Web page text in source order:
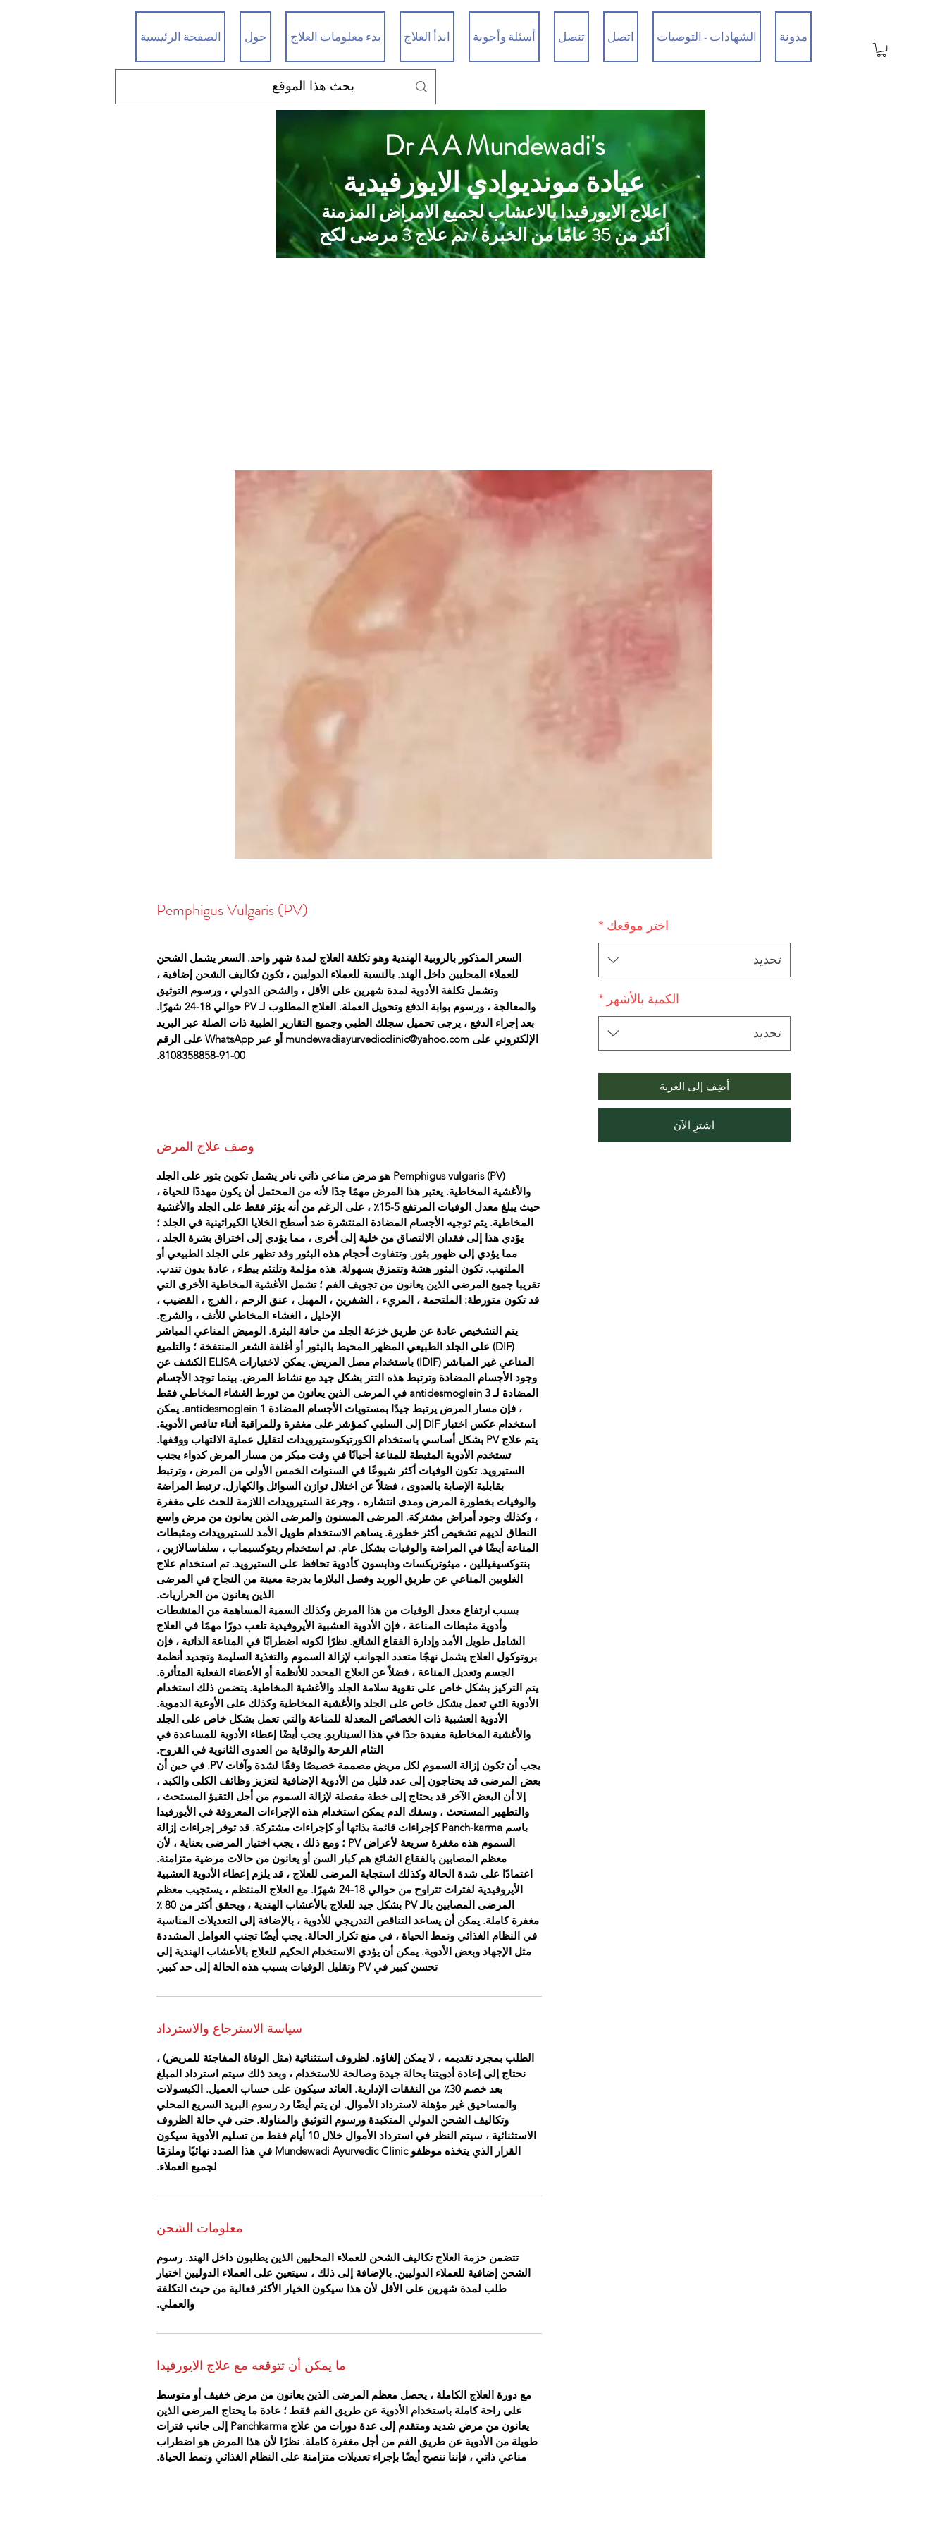
الصفحة الرئيسية حول بدء معلومات العلاج ابدأ العلاج أسئلة وأجوبة تنصل اتصل الشهادات - التوصيات مدونة
Dr A A Mundewadi's
عيادة مونديوادي الايورفيدية
اعلاج الايورفيدا بالاعشاب لجميع الامراض المزمنة
أكثر من 35 عامًا من الخبرة / تم علاج 3 مرضى لكح
Pemphigus Vulgaris (PV)
السعر المذكور بالروبية الهندية وهو تكلفة العلاج لمدة شهر واحد. السعر يشمل الشحن
للعملاء المحليين داخل الهند. بالنسبة للعملاء الدوليين ، تكون تكاليف الشحن إضافية ،
وتشمل تكلفة الأدوية لمدة شهرين على الأقل ، والشحن الدولي ، ورسوم التوثيق
والمعالجة ، ورسوم بوابة الدفع وتحويل العملة. العلاج المطلوب لـ PV حوالي 18-24 شهرًا.
بعد إجراء الدفع ، يرجى تحميل سجلك الطبي وجميع التقارير الطبية ذات الصلة عبر البريد
الإلكتروني على mundewadiayurvedicclinic@yahoo.com أو عبر WhatsApp على الرقم
00-91-8108358858.
وصف علاج المرض
Pemphigus vulgaris (PV) هو مرض مناعي ذاتي نادر يشمل تكوين بثور على الجلد
والأغشية المخاطية. يعتبر هذا المرض مهمًا جدًا لأنه من المحتمل أن يكون مهددًا للحياة ،
حيث يبلغ معدل الوفيات المرتفع 5-15٪ ، على الرغم من أنه يؤثر فقط على الجلد والأغشية
المخاطية. يتم توجيه الأجسام المضادة المنتشرة ضد أسطح الخلايا الكيراتينية في الجلد ؛
يؤدي هذا إلى فقدان الالتصاق من خلية إلى أخرى ، مما يؤدي إلى اختراق بشرة الجلد ،
مما يؤدي إلى ظهور بثور. وتتفاوت أحجام هذه البثور وقد تظهر على الجلد الطبيعي أو
الملتهب. تكون البثور هشة وتتمزق بسهولة. هذه مؤلمة وتلتئم ببطء ، عادة بدون تندب.
تقريبا جميع المرضى الذين يعانون من تجويف الفم ؛ تشمل الأغشية المخاطية الأخرى التي
قد تكون متورطة: الملتحمة ، المريء ، الشفرين ، المهبل ، عنق الرحم ، الفرج ، القضيب ،
الإحليل ، الغشاء المخاطي للأنف ، والشرج.
يتم التشخيص عادة عن طريق خزعة الجلد من حافة البثرة. الوميض المناعي المباشر
(DIF) على الجلد الطبيعي المظهر المحيط بالبثور أو أغلفة الشعر المنتفخة ؛ والتلميع
المناعي غير المباشر (IDIF) باستخدام مصل المريض. يمكن لاختبارات ELISA الكشف عن
وجود الأجسام المضادة وترتبط هذه التتر بشكل جيد مع نشاط المرض. بينما توجد الأجسام
المضادة لـ antidesmoglein 3 في المرضى الذين يعانون من تورط الغشاء المخاطي فقط
، فإن مسار المرض يرتبط جيدًا بمستويات الأجسام المضادة antidesmoglein 1. يمكن
استخدام عكس اختبار DIF إلى السلبي كمؤشر على مغفرة وللمراقبة أثناء تناقص الأدوية.
يتم علاج PV بشكل أساسي باستخدام الكورتيكوستيرويدات لتقليل عملية الالتهاب ووقفها.
تستخدم الأدوية المثبطة للمناعة أحيانًا في وقت مبكر من مسار المرض كدواء يجنب
الستيرويد. تكون الوفيات أكثر شيوعًا في السنوات الخمس الأولى من المرض ، وترتبط
بقابلية الإصابة بالعدوى ، فضلاً عن اختلال توازن السوائل والكهارل. ترتبط المراضة
والوفيات بخطورة المرض ومدى انتشاره ، وجرعة الستيرويدات اللازمة للحث على مغفرة
، وكذلك وجود أمراض مشتركة. المرضى المسنون والمرضى الذين يعانون من مرض واسع
النطاق لديهم تشخيص أكثر خطورة. يساهم الاستخدام طويل الأمد للستيرويدات ومثبطات
المناعة أيضًا في المراضة والوفيات بشكل عام. تم استخدام ريتوكسيماب ، سلفاسالازين ،
بنتوكسيفيللين ، ميثوتريكسات ودابسون كأدوية تحافظ على الستيرويد. تم استخدام علاج
الغلوبين المناعي عن طريق الوريد وفصل البلازما بدرجة معينة من النجاح في المرضى
الذين يعانون من الحراريات.
بسبب ارتفاع معدل الوفيات من هذا المرض وكذلك السمية المساهمة من المنشطات
وأدوية مثبطات المناعة ، فإن الأدوية العشبية الأيروفيدية تلعب دورًا مهمًا في العلاج
الشامل طويل الأمد وإدارة الفقاع الشائع. نظرًا لكونه اضطرابًا في المناعة الذاتية ، فإن
بروتوكول العلاج يشمل نهجًا متعدد الجوانب لإزالة السموم والتغذية السليمة وتجديد أنظمة
الجسم وتعديل المناعة ، فضلاً عن العلاج المحدد للأنظمة أو الأعضاء الفعلية المتأثرة.
يتم التركيز بشكل خاص على تقوية سلامة الجلد والأغشية المخاطية. يتضمن ذلك استخدام
الأدوية التي تعمل بشكل خاص على الجلد والأغشية المخاطية وكذلك على الأوعية الدموية.
الأدوية العشبية ذات الخصائص المعدلة للمناعة والتي تعمل بشكل خاص على الجلد
والأغشية المخاطية مفيدة جدًا في هذا السيناريو. يجب أيضًا إعطاء الأدوية للمساعدة في
التئام القرحة والوقاية من العدوى الثانوية في القروح.
يجب أن تكون إزالة السموم لكل مريض مصممة خصيصًا وفقًا لشدة وآفات PV. في حين أن
بعض المرضى قد يحتاجون إلى عدد قليل من الأدوية الإضافية لتعزيز وظائف الكلى والكبد ،
إلا أن البعض الآخر قد يحتاج إلى خطة مفصلة لإزالة السموم من أجل التقيؤ المستحث ،
والتطهير المستحث ، وسفك الدم يمكن استخدام هذه الإجراءات المعروفة في الأيورفيدا
باسم Panch-karma كإجراءات قائمة بذاتها أو كإجراءات مشتركة. قد توفر إجراءات إزالة
السموم هذه مغفرة سريعة لأعراض PV ؛ ومع ذلك ، يجب اختيار المرضى بعناية ، لأن
معظم المصابين بالفقاع الشائع هم كبار السن أو يعانون من حالات مرضية متزامنة.
اعتمادًا على شدة الحالة وكذلك استجابة المرضى للعلاج ، قد يلزم إعطاء الأدوية العشبية
الأيروفيدية لفترات تتراوح من حوالي 18-24 شهرًا. مع العلاج المنتظم ، يستجيب معظم
المرضى المصابين بالـ PV بشكل جيد للعلاج بالأعشاب الهندية ، ويحقق أكثر من 80 ٪
مغفرة كاملة. يمكن أن يساعد التناقص التدريجي للأدوية ، بالإضافة إلى التعديلات المناسبة
في النظام الغذائي ونمط الحياة ، في منع تكرار الحالة. يجب أيضًا تجنب العوامل المشددة
مثل الإجهاد وبعض الأدوية. يمكن أن يؤدي الاستخدام الحكيم للعلاج بالأعشاب الهندية إلى
تحسن كبير في PV وتقليل الوفيات بسبب هذه الحالة إلى حد كبير.
سياسة الاسترجاع والاسترداد
الطلب بمجرد تقديمه ، لا يمكن إلغاؤه. لظروف استثنائية (مثل الوفاة المفاجئة للمريض) ،
نحتاج إلى إعادة أدويتنا بحالة جيدة وصالحة للاستخدام ، وبعد ذلك سيتم استرداد المبلغ
بعد خصم 30٪ من النفقات الإدارية. العائد سيكون على حساب العميل. الكبسولات
والمساحيق غير مؤهلة لاسترداد الأموال. لن يتم أيضًا رد رسوم البريد السريع المحلي
وتكاليف الشحن الدولي المتكبدة ورسوم التوثيق والمناولة. حتى في حالة الظروف
الاستثنائية ، سيتم النظر في استرداد الأموال خلال 10 أيام فقط من تسليم الأدوية سيكون
القرار الذي يتخذه موظفو Mundewadi Ayurvedic Clinic في هذا الصدد نهائيًا وملزمًا
لجميع العملاء.
معلومات الشحن
تتضمن حزمة العلاج تكاليف الشحن للعملاء المحليين الذين يطلبون داخل الهند. رسوم
الشحن إضافية للعملاء الدوليين. بالإضافة إلى ذلك ، سيتعين على العملاء الدوليين اختيار
طلب لمدة شهرين على الأقل لأن هذا سيكون الخيار الأكثر فعالية من حيث التكلفة
والعملي.
ما يمكن أن تتوقعه مع علاج الايورفيدا
مع دورة العلاج الكاملة ، يحصل معظم المرضى الذين يعانون من مرض خفيف أو متوسط
على راحة كاملة باستخدام الأدوية عن طريق الفم فقط ؛ عادة ما يحتاج المرضى الذين
يعانون من مرض شديد ومتقدم إلى عدة دورات من علاج Panchkarma إلى جانب فترات
طويلة من الأدوية عن طريق الفم من أجل مغفرة كاملة. نظرًا لأن هذا المرض هو اضطراب
مناعي ذاتي ، فإننا ننصح أيضًا بإجراء تعديلات متزامنة على النظام الغذائي ونمط الحياة.
اختر موقعك *
تحديد
الكمية بالأشهر *
تحديد
أضِف إلى العربة
اشترِ الآن